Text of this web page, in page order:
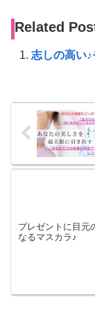
Related
志しの高い
プレゼントに目元
なるマスカラ♪